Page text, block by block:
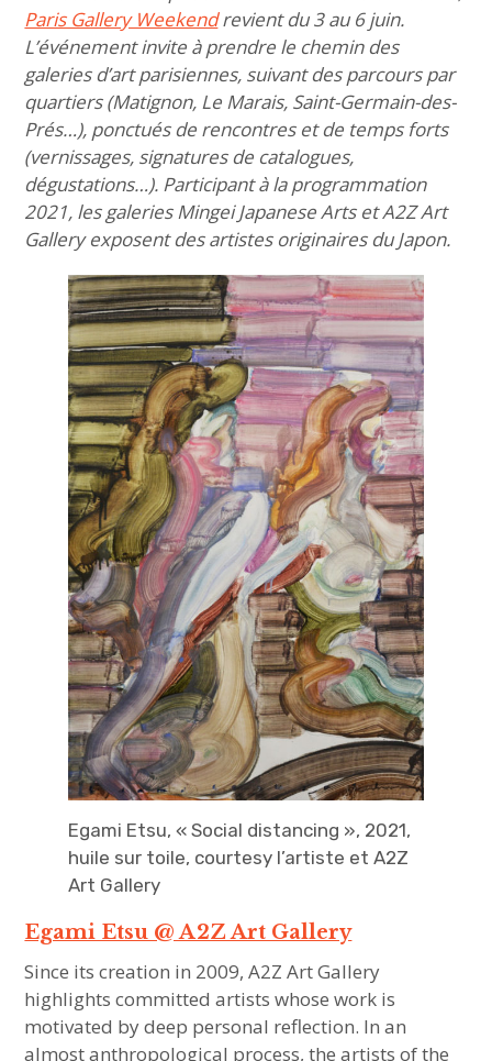
Paris Gallery Weekendrevient du 3 au 6 juin.
L’événement invite à prendre le chemin des
galeries d’art parisiennes, suivant des parcours par
quartiers (Matignon, Le Marais, Saint-Germain-des-
Prés…), ponctués de rencontres et de temps forts
(vernissages, signatures de catalogues,
dégustations…). Participant à la programmation
2021, les galeries Mingei Japanese Arts et A2Z Art
Gallery exposent des artistes originaires du Japon.
Egami Etsu, « Social distancing », 2021,
huile sur toile, courtesy l’artiste et A2Z
Art Gallery
Egami Etsu @ A2Z Art Gallery
Since its creation in 2009, A2Z Art Gallery
highlights committed artists whose work is
motivated by deep personal reflection. In an
almost anthropological process, the artists of the